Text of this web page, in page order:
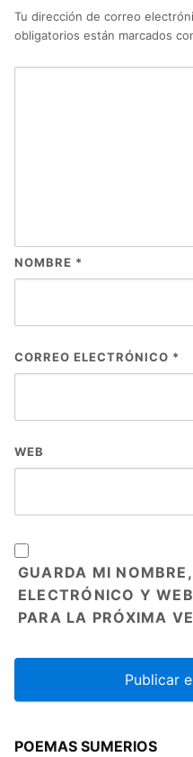
Tu dirección de correo
obligatorios están marcados
NOMBRE *
CORREO ELECTRÓNICO *
WEB
GUARDA MI
ELECTRÓNICO Y
PARA LA PRÓXIMA
POEMAS SUMERIOS